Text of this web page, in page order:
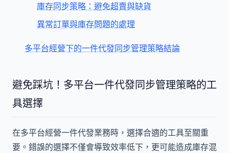
庫存同步策略：避免超賣與缺貨
異常訂單與庫存問題的處理
多平台經營下的一件代發同步管理策略結論
避免踩坑！多平台一件代發同步管理策略的工
具選擇
在多平台經營一件代發業務時，選擇合適的工具至關重
要。錯誤的選擇不僅會導致效率低下，更可能造成庫存混